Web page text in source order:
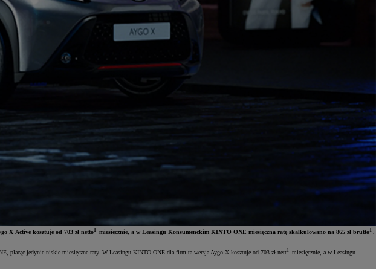
X Active kosztuje od 703 zł netto miesięcznie, a w Leasingu Konsumenckim KINTO ONE miesięczna ratę skalkulowano na 865 zł brutto .
płacąc jedynie niskie miesięczne raty. W Leasingu KINTO ONE dla firm ta wersja Aygo X kosztuje od 703 zł nett1 miesięcznie, a w Leasingu